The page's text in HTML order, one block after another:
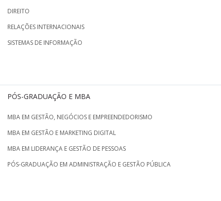
DIREITO
RELAÇÕES INTERNACIONAIS
SISTEMAS DE INFORMAÇÃO
PÓS-GRADUAÇÃO E MBA
MBA EM GESTÃO, NEGÓCIOS E EMPREENDEDORISMO
MBA EM GESTÃO E MARKETING DIGITAL
MBA EM LIDERANÇA E GESTÃO DE PESSOAS
PÓS-GRADUAÇÃO EM ADMINISTRAÇÃO E GESTÃO PÚBLICA